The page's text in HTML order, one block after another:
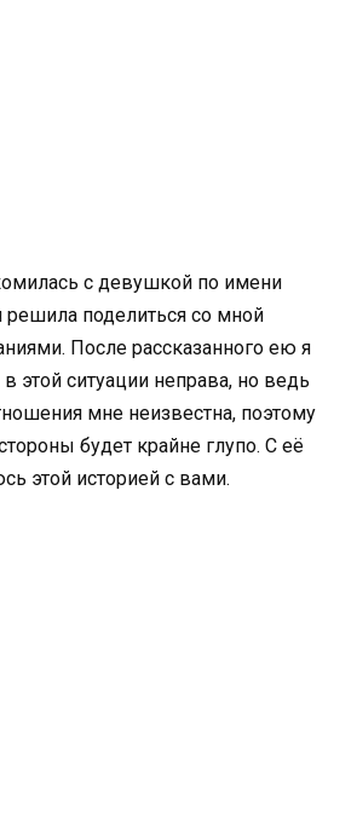
с девушкой по имени
решила поделиться со мной
После рассказанного ею я
этой ситуации неправа, но ведь
мне неизвестна, поэтому
будет крайне глупо. С её
этой историей с вами.